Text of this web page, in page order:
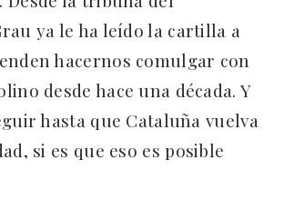
ya le ha leído la cartilla a
hacernos comulgar con
desde hace una década. Y
hasta que Cataluña vuelva
si es que eso es posible